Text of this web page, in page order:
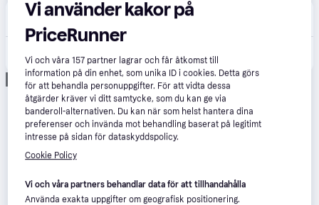
Conrad 2.6 (7)
Festool MX 1000 RE EF HS3R 575807 Omrörare 1020 W
Annons
Vi använder kakor på
PriceRunner
Vi och våra157 partner lagrar och får åtkomst till
information på din enhet, som unika ID i cookies. Detta görs
för att behandla personuppgifter. För att vidta dessa
åtgärder kräver vi ditt samtycke, som du kan ge via
banderoll-alternativen. Du kan när som helst hantera dina
preferenser och invända mot behandling baserat på legitimt
intresse på sidan för dataskyddspolicy.
Cookie Policy
Vi och våra partners behandlar data för att tillhandahålla
Använda exakta uppgifter om geografisk positionering.